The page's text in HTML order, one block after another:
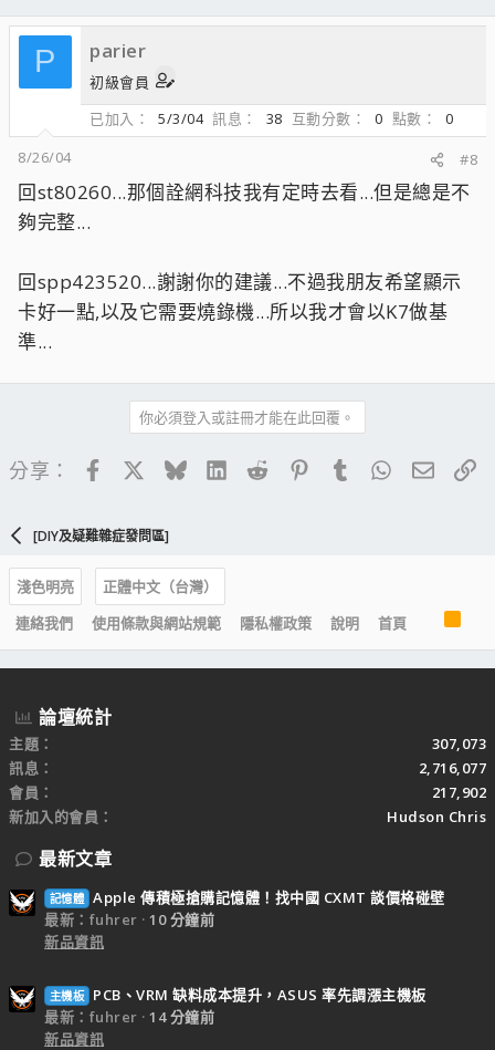
P parier
初級會員
已加入
5/3/04 訊息 38 互動分數 0 點數
0
8/26/04
#8
回st80260...那個詮網科技我有定時去看...但是總是不
夠完整...
回spp423520...謝謝你的建議...不過我朋友希望顯示
卡好一點,以及它需要燒錄機...所以我才會以K7做基
準...
你必須登入或註冊才能在此回覆。
分享： FacebookBlueskyLinkedIn
Reddit PinterestTumblrWhatsApp
電子
[DIY及疑難雜症發問區]
淺色明亮
正體中文（台灣）
連絡我們
使用條款與網站規範 隱私權政策 說明 首頁
R
S
S
論壇統計
主題
307,073
訊息
2,716,077
會員
217,902
新加入的會員
Hudson Chris
最新文章
記憶體 Apple 傳積極搶購記憶體！找中國 CXMT 談價格碰壁
最新：fuhrer
10 分鐘前
新品資訊
主機板
PCB、VRM 缺料成本提升，ASUS 率先調漲主機板
最新：fuhrer
14 分鐘前
新品資訊